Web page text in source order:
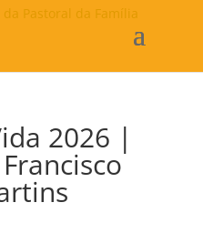
2026 |